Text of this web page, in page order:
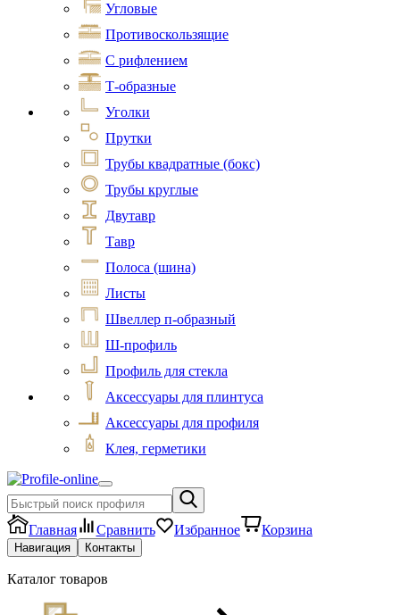
Угловые
Противоскользящие
С рифлением
Т-образные
Уголки
Прутки
Трубы квадратные (бокс)
Трубы круглые
Двутавр
Тавр
Полоса (шина)
Листы
Швеллер п-образный
Ш-профиль
Профиль для стекла
Аксессуары для плинтуса
Аксессуары для профиля
Клея, герметики
Главная Сравнить Избранное Корзина
Навигация Контакты
Каталог товаров